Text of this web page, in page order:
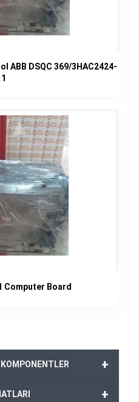
ABB DSQC 369/3HAC2424-
1
Computer Board
+
+